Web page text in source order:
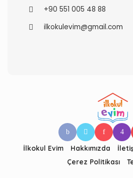
+90 551 005 48 88
ilkokulevim@gmail.com
İlkokul Evim Hakkımızda
Çerez Politikası